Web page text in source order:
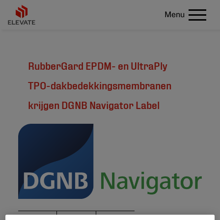
Menu
RubberGard EPDM- en UltraPly
TPO-dakbedekkingsmembranen
krijgen DGNB Navigator Label